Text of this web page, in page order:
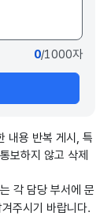
0/1000자
내용 반복 게시, 특
보하지 않고 삭제
각 담당 부서에 문
주시기 바랍니다.